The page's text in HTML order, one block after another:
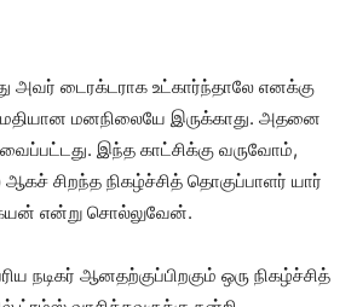
அவர் டைரக்டராக உட்கார்ந்தாலே எனக்கு
மனநிலையே இருக்காது. அதனை
இந்த காட்சிக்கு வருவோம்,
சிறந்த நிகழ்ச்சித் தொகுப்பாளர் யார்
என்று சொல்லுவேன்.
நடிகர் ஆனதற்குப்பிறகும் ஒரு நிகழ்ச்சித்